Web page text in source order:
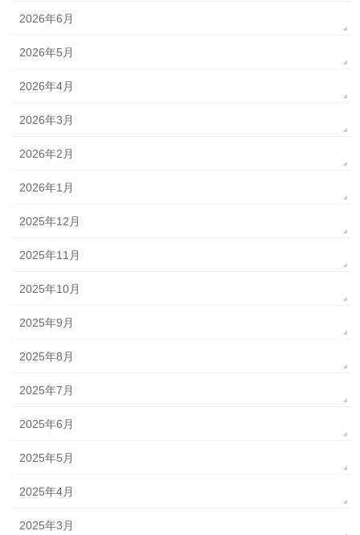
2026年6月
2026年5月
2026年4月
2026年3月
2026年2月
2026年1月
2025年12月
2025年11月
2025年10月
2025年9月
2025年8月
2025年7月
2025年6月
2025年5月
2025年4月
2025年3月